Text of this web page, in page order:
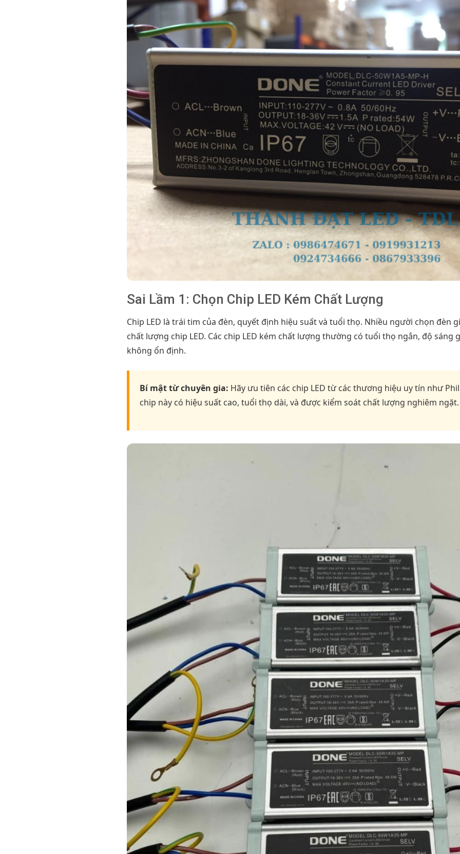
Sai Lầm 1: Chọn Chip LED Kém Chất Lượng
Chip LED là trái tim của đèn, quyết định hiệu suất và tuổi thọ. Nhiều người chọn đèn
chất lượng chip LED. Các chip LED kém chất lượng thường có tuổi thọ ngắn, độ sáng
không ổn định.
Bí mật từ chuyên gia: Hãy ưu tiên các chip LED từ các thương hiệu uy tín như
chip này có hiệu suất cao, tuổi thọ dài, và được kiểm soát chất lượng nghiêm ngặt.